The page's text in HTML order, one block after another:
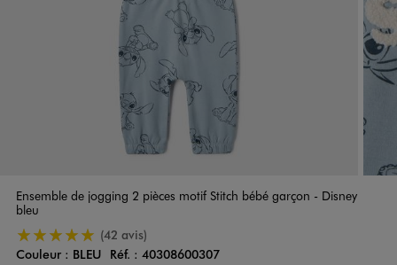
Ensemble de jogging 2 pièces motif Stitch bébé garçon - Disney
bleu
5/5 de moyenne(42 avis)
Couleur
Couleur : BLEU Réf. : 40308600307